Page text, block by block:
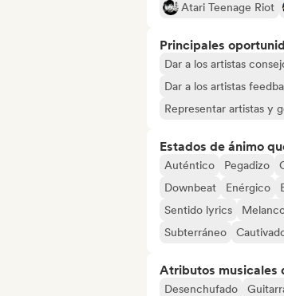
Atari Teenage Riot
Principales
Dar a los artistas
Dar a los artistas
Representar artistas y
Estados de ánimo
Auténtico Pegadizo
Downbeat
Enérgico
Sentido lyrics
Subterráneo
Atributos musicales
Desenchufado